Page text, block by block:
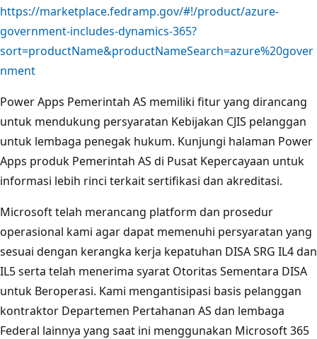
https://marketplace.fedramp.gov/#!/product/azure-
government-includes-dynamics-365?
sort=productName&productNameSearch=azure%20gover
nment
Power Apps Pemerintah AS memiliki fitur yang dirancang
untuk mendukung persyaratan Kebijakan CJIS pelanggan
untuk lembaga penegak hukum. Kunjungi halaman Power
Apps produk Pemerintah AS di Pusat Kepercayaan untuk
informasi lebih rinci terkait sertifikasi dan akreditasi.
Microsoft telah merancang platform dan prosedur
operasional kami agar dapat memenuhi persyaratan yang
sesuai dengan kerangka kerja kepatuhan DISA SRG IL4 dan
IL5 serta telah menerima syarat Otoritas Sementara DISA
untuk Beroperasi. Kami mengantisipasi basis pelanggan
kontraktor Departemen Pertahanan AS dan lembaga
Federal lainnya yang saat ini menggunakan Microsoft 365